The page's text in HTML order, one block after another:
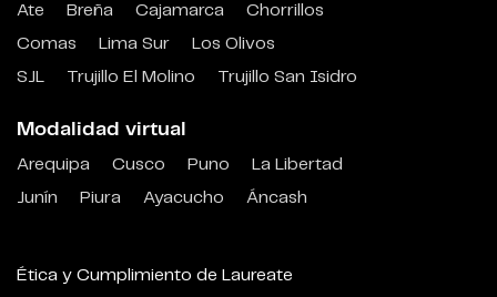
Ate Breña Cajamarca
Chorrillos
Comas
Lima Sur
Los Olivos
SJL
Trujillo El Molino Trujillo San Isidro
Modalidad virtual
Arequipa Cusco Puno
La Libertad
Junín
Piura Ayacucho Áncash
Ética y Cumplimiento de Laureate